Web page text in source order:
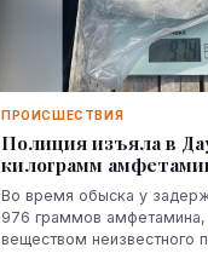
ПРОИСШЕСТВИЯ
Полиция изъяла в
килограмм
Во время обыска у
976 граммов амфетамина,
веществом неизвестного